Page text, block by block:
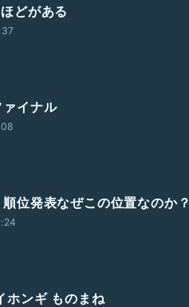
どがある
イナル
位発表なぜこの位置なのか？
ンギ ものまね